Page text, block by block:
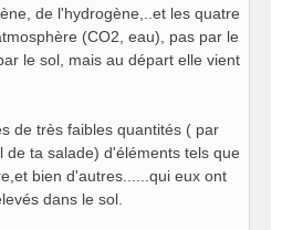
de l'hydrogène,..et les quatre
(CO2, eau), pas par le
le sol, mais au départ elle vient
de très faibles quantités ( par
de ta salade) d'éléments tels que
bien d'autres......qui eux ont
dans le sol.